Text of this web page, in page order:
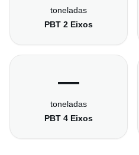
toneladas
PBT 2 Eixos
—
toneladas
PBT 4 Eixos